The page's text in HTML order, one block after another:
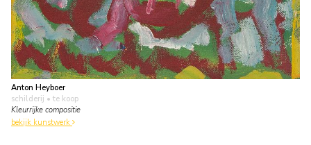
Anton Heyboer
schilderij • te koop
Kleurrijke compositie
bekijk kunstwerk